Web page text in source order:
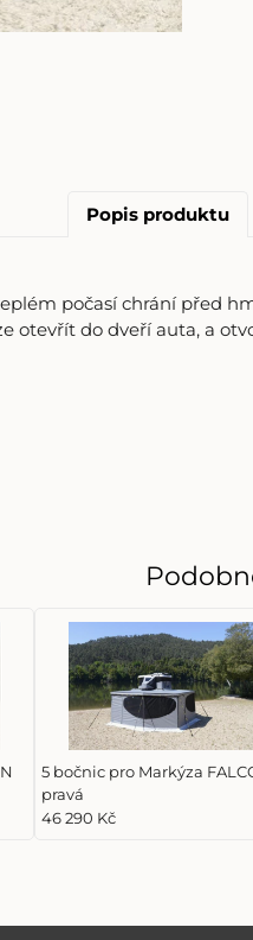
Popis produktu
počasí chrání před
otevřít do dveří auta, a
5 bočnic pro Markýza
pravá
46 290 Kč